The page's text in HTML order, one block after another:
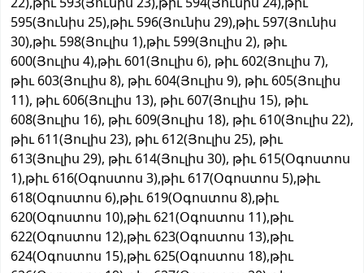
595(Յունիս 25),թիւ 596(Յունիս 29),թիւ 597(Յունիս
30),թիւ 598(Յուլիս 1),թիւ 599(Յուլիս 2), թիւ
600(Յուլիս 4),թիւ 601(Յուլիս 6), թիւ 602(Յուլիս 7),
թիւ 603(Յուլիս 8), թիւ 604(Յուլիս 9), թիւ 605(Յուլիս
11), թիւ 606(Յուլիս 13), թիւ 607(Յուլիս 15), թիւ
608(Յուլիս 16), թիւ 609(Յուլիս 18), թիւ 610(Յուլիս 22),
թիւ 611(Յուլիս 23), թիւ 612(Յուլիս 25), թիւ
613(Յուլիս 29), թիւ 614(Յուլիս 30), թիւ 615(Օգոստոս
1),թիւ 616(Օգոստոս 3),թիւ 617(Օգոստոս 5),թիւ
618(Օգոստոս 6),թիւ 619(Օգոստոս 8),թիւ
620(Օգոստոս 10),թիւ 621(Օգոստոս 11),թիւ
622(Օգոստոս 12),թիւ 623(Օգոստոս 13),թիւ
624(Օգոստոս 15),թիւ 625(Օգոստոս 18),թիւ